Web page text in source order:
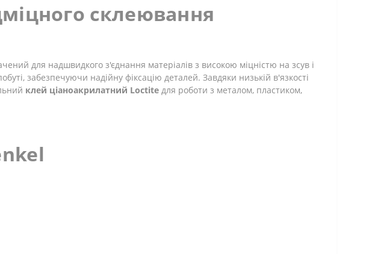
склеювання
для надшвидкого з'єднання матеріалів з високою міцністю на зсув і
забезпечуючи надійну фіксацію деталей. Завдяки низькій в'язкості
клей ціаноакрилатний Loctiteдля роботи з металом, пластиком,